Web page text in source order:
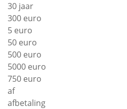
30 jaar
300 euro
5 euro
50 euro
500 euro
5000 euro
750 euro
af
afbetaling